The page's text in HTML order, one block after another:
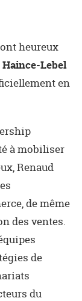
heureux
Lebel
en
à mobiliser
Renaud
de même
des ventes.
de
du